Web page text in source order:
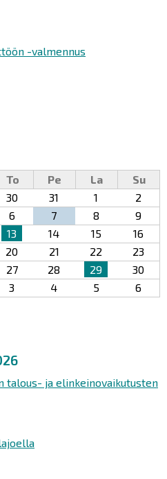
-valmennus
To Pe La
Su
30 31 1
2
6 7 8
9
13 14 15
16
20 21 22
23
27 28 29
30
3 4 5 6
talous- ja elinkeinovaikutusten